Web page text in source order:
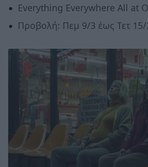
Everything Everywhere All at
Προβολή: Πεμ 9/3 έως Τετ 15/